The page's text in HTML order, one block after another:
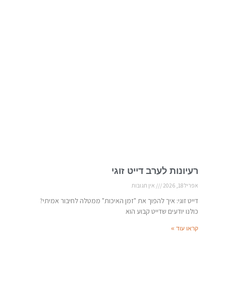
רעיונות לערב דייט זוגי
אפריל 18, 2026 אין תגובות
דייט זוגי: איך להפוך את "זמן האיכות" ממטלה לחיבור אמיתי?
כולנו יודעים שדייט קבוע הוא
קראו עוד »